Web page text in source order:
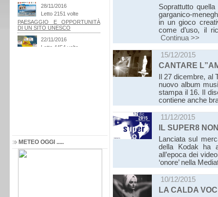
METEO OGGI .....
Soprattutto
garganico-
in un gioco
come d’uso, il
Continua >>
15/12/2015
CANTARE
Il 27 dicembre, al
nuovo album
stampa il 16. Il
contiene anche
11/12/2015
IL SUPER8
Lanciata sul
della Kodak ha
all’epoca dei
‘onore’ nella
10/12/2015
LA CALDA